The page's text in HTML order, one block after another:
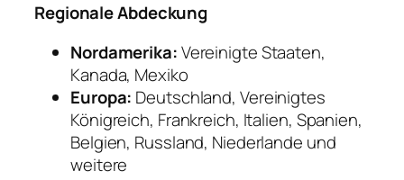
Regionale Abdeckung
Nordamerika:Vereinigte Staaten,
Kanada, Mexiko
Europa: Deutschland, Vereinigtes
Königreich, Frankreich, Italien, Spanien,
Belgien, Russland, Niederlande und
weitere